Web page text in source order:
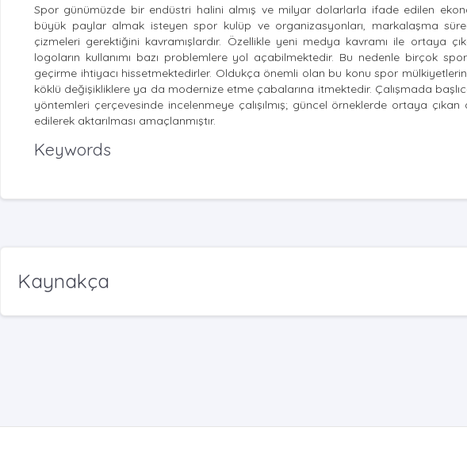
Spor günümüzde bir endüstri halini almış ve milyar dolarlarla ifade edilen
büyük paylar almak isteyen spor kulüp ve organizasyonları, markalaşma
çizmeleri gerektiğini kavramışlardır. Özellikle yeni medya kavramı ile ortaya
logoların kullanımı bazı problemlere yol açabilmektedir. Bu nedenle birçok
geçirme ihtiyacı hissetmektedirler. Oldukça önemli olan bu konu spor
köklü değişikliklere ya da modernize etme çabalarına itmektedir. Çalışmada
yöntemleri çerçevesinde incelenmeye çalışılmış; güncel örneklerde ortaya
edilerek aktarılması amaçlanmıştır.
Keywords
Kaynakça